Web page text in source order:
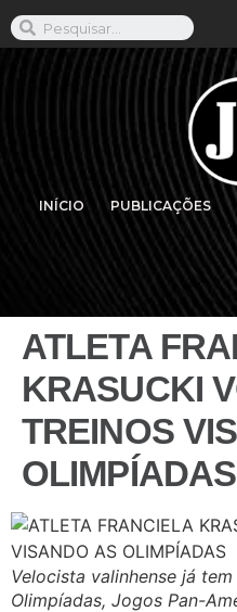
INÍCIO PUBLICAÇÕES
ATLETA
KRASUCKI
TREINOS
OLIMPÍADAS
Velocista valinhense já
Olimpíadas, Jogos Pan-